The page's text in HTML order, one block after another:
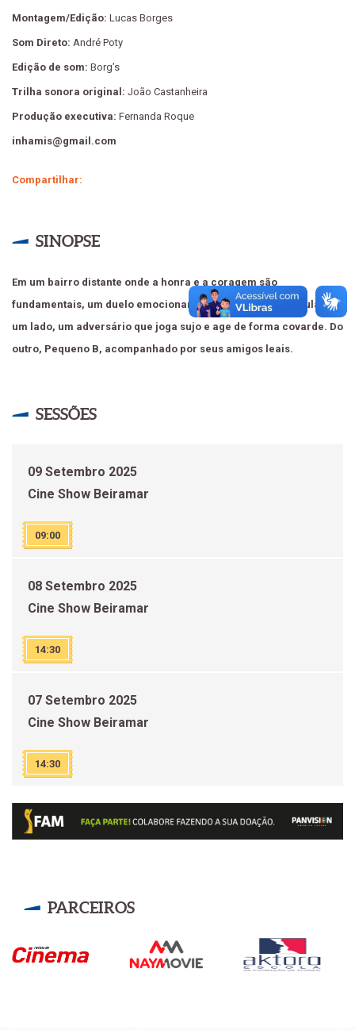
Montagem/Edição: Lucas Borges
Som Direto: André Poty
Edição de som: Borg’s
Trilha sonora original: João Castanheira
Produção executiva: Fernanda Roque
inhamis@gmail.com
Compartilhar:
SINOPSE
Em um bairro distante onde a honra e a coragem são
fundamentais, um duelo emocionante é marcado após a aula. De
um lado, um adversário que joga sujo e age de forma covarde. Do
outro, Pequeno B, acompanhado por seus amigos leais.
SESSÕES
09 Setembro 2025
Cine Show Beiramar
09:00
08 Setembro 2025
Cine Show Beiramar
14:30
07 Setembro 2025
Cine Show Beiramar
14:30
PARCEIROS